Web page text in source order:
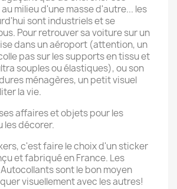
milieu d'une masse d'autre... les
sont industriels et se
Pour retrouver sa voiture sur un
dans un aéroport (attention, un
pas sur les supports en tissu et
souples ou élastiques), ou son
ménagères, un petit visuel
la vie.
affaires et objets pour les
les décorer.
c'est faire le choix d'un sticker
et fabriqué en France. Les
sont le bon moyen
visuellement avec les autres!